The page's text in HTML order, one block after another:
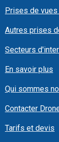
Prises de vues
Autres prises
Secteurs
En savoir plus
Qui sommes
Contacter
Tarifs et devis